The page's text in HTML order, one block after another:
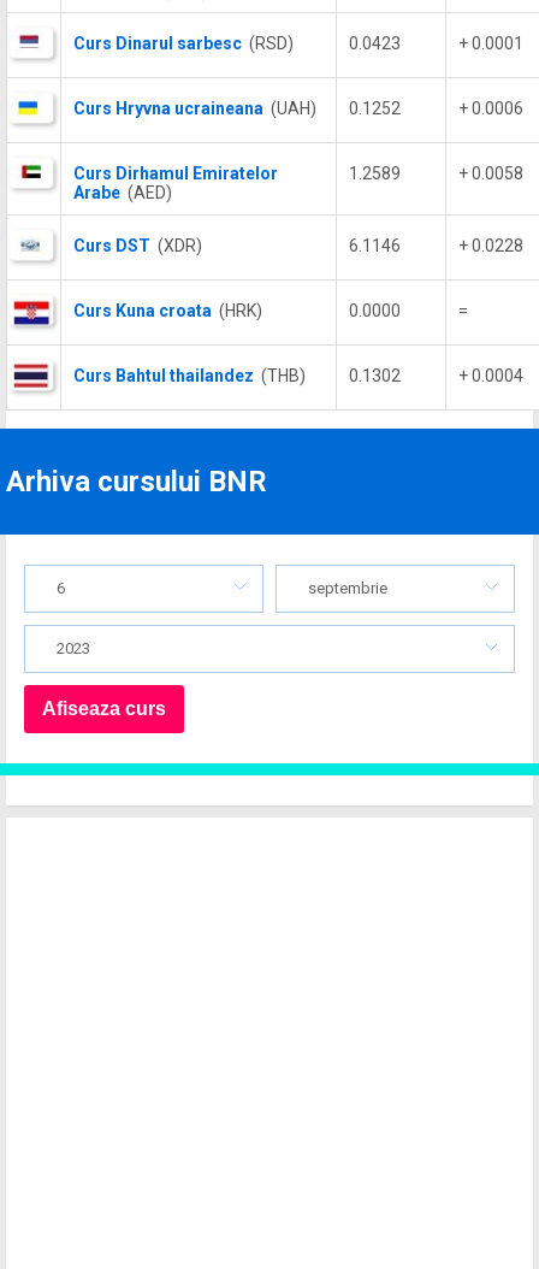
Curs Dinarul sarbesc (RSD) 0.0423 + 0.0001
Curs Hryvna ucraineana (UAH) 0.1252 + 0.0006
Curs Dirhamul Emiratelor
Arabe (AED)
1.2589 + 0.0058
Curs DST (XDR) 6.1146 + 0.0228
Curs Kuna croata (HRK) 0.0000 =
Curs Bahtul thailandez (THB) 0.1302 + 0.0004
Arhiva cursului BNR
6 septembrie
2023